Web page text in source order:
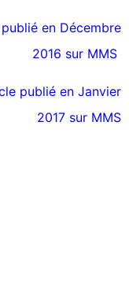
en Décembre
2016 sur MMS
publié en Janvier
2017 sur MMS